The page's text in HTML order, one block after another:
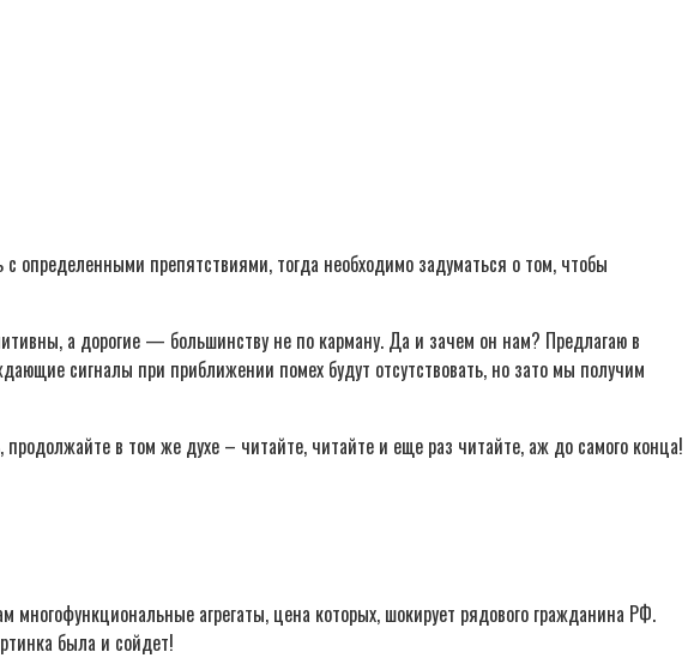
определенными препятствиями, тогда необходимо задуматься о том, чтобы
а дорогие — большинству не по карману. Да и зачем он нам? Предлагаю в
сигналы при приближении помех будут отсутствовать, но зато мы получим
в том же духе – читайте, читайте и еще раз читайте, аж до самого конца!
многофункциональные агрегаты, цена которых, шокирует рядового гражданина РФ.
была и сойдет!